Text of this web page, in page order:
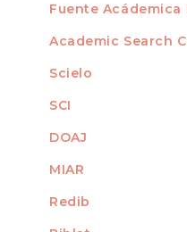
Fuente Acádemica
Academic Search
Scielo
SCI
DOAJ
MIAR
Redib